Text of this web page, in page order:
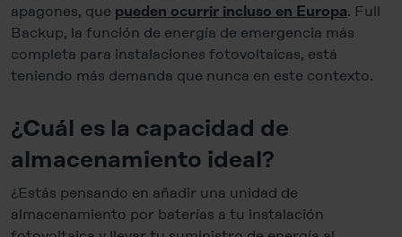
apagones, que pueden ocurrir incluso en Europa. Full
Backup, la función de energía de emergencia más
completa para instalaciones fotovoltaicas, está
teniendo más demanda que nunca en este contexto.
¿Cuál es la capacidad de
almacenamiento ideal?
¿Estás pensando en añadir una unidad de
almacenamiento por baterías a tu instalación